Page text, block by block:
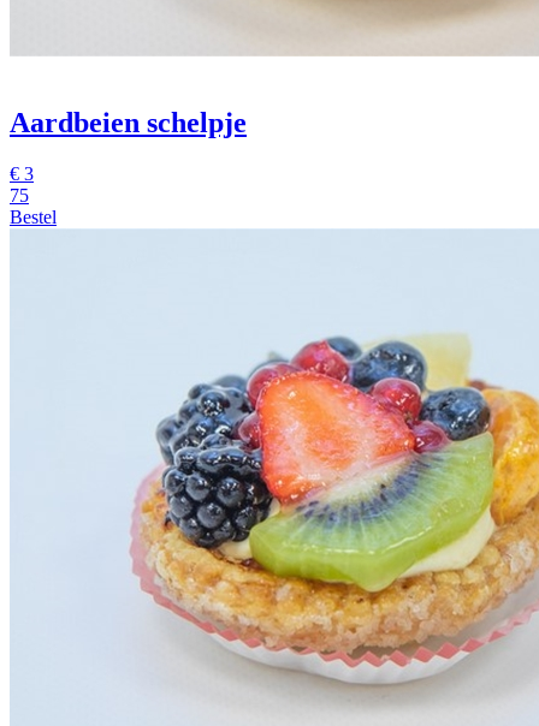
Aardbeien schelpje
€ 3
75
Bestel